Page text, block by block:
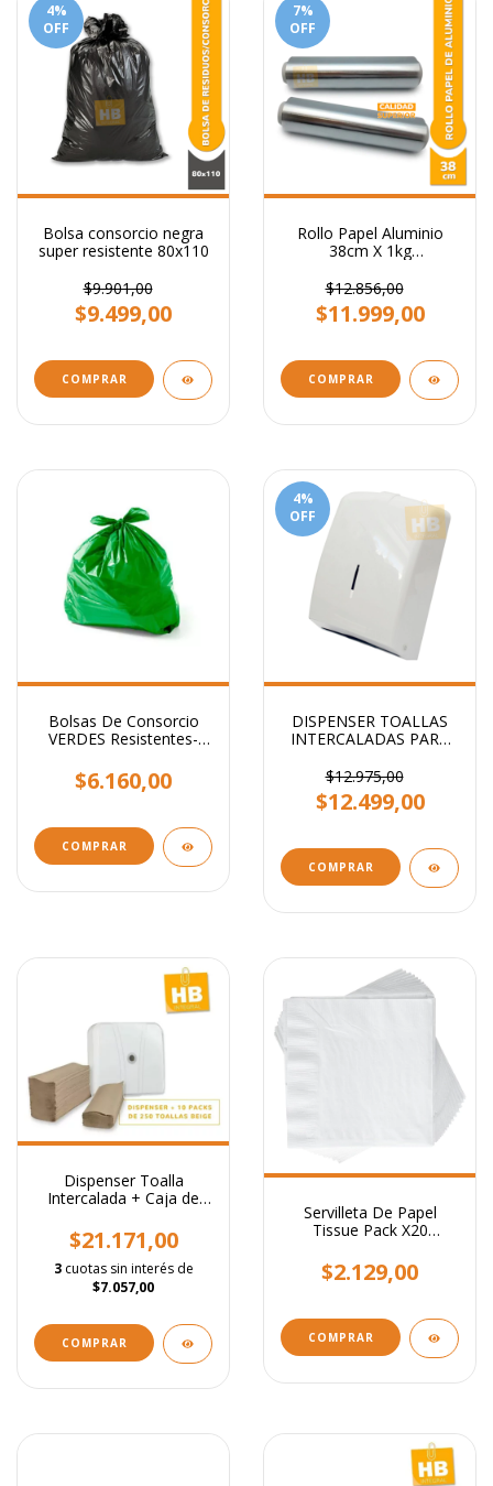
4%
OFF
Bolsa consorcio negra
super resistente 80x110
$9.901,00
$9.499,00
COMPRAR
7%
OFF
Rollo Papel Aluminio
38cm X 1kg
$12.856,00
$11.999,00
COMPRAR
Bolsas De Consorcio
VERDES Resistentes-
$6.160,00
COMPRAR
4%
OFF
DISPENSER TOALLAS
INTERCALADAS PARA
SUPERIOR
$12.975,00
$12.499,00
COMPRAR
Dispenser Toalla
Intercalada + Caja de
$21.171,00
3 cuotas sin interés de
$7.057,00
Servilleta De Papel
Tissue Pack X20
$2.129,00